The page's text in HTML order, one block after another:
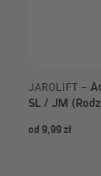
JAROLIFT –
SL / JM
od 9,99 zł